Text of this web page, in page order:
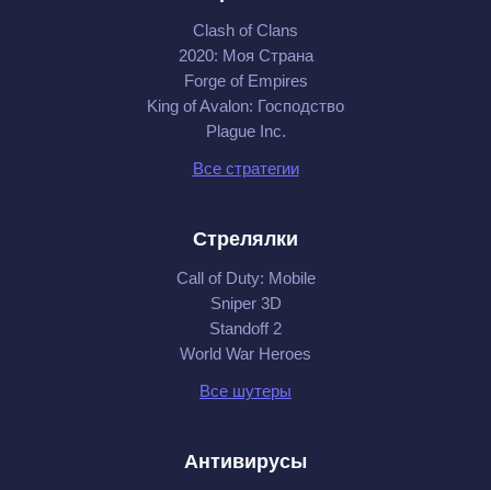
Clash of Clans
2020: Моя Cтрана
Forge of Empires
King of Avalon: Господство
Plague Inc.
Все стратегии
Стрелялки
Call of Duty: Mobile
Sniper 3D
Standoff 2
World War Heroes
Все шутеры
Антивирусы